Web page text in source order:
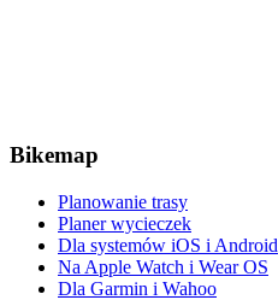
Bikemap
Planowanie trasy
Planer wycieczek
Dla systemów iOS i Android
Na Apple Watch i Wear OS
Dla Garmin i Wahoo